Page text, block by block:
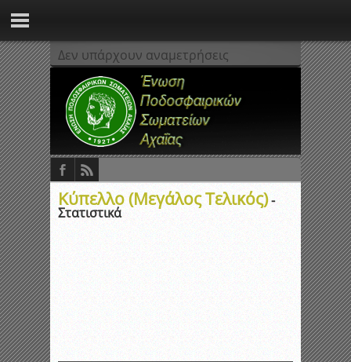
Δεν υπάρχουν αναμετρήσεις
Κύπελλο (Μεγάλος Τελικός)-
Στατιστικά